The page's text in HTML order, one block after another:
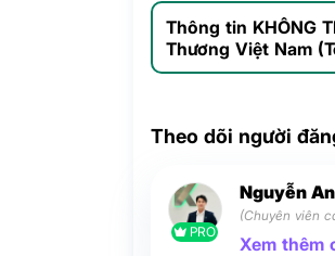
Thông tin KHÔNG
Thương Việt Nam
Theo dõi người
PRO
Nguyễn
(Chuyên viên
Xem thêm